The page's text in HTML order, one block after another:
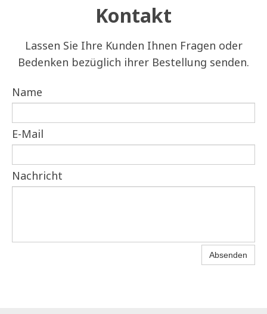
Kontakt
Lassen Sie Ihre Kunden Ihnen Fragen oder
Bedenken bezüglich ihrer Bestellung senden.
Name
E-Mail
Nachricht
Absenden